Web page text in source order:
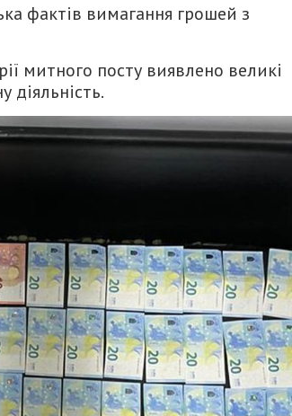
фактів вимагання грошей з
митного посту виявлено великі
діяльність.